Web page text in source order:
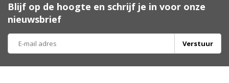
Blijf op de hoogte en schrijf je in voor onze
nieuwsbrief
Verstuur